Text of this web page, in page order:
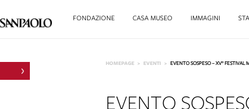
FONDAZIONE CASA MUSEO IMMAGINI
HOMEPAGE EVENTI EVENTO SOSPESO – XV°
EVENTO